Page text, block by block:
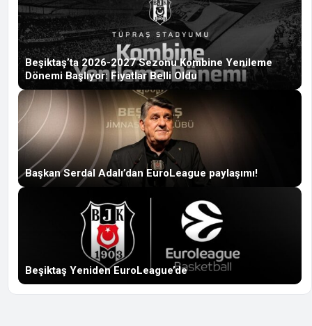
Beşiktaş’ta 2026-2027 Sezonu Kombine Yenileme
Dönemi Başlıyor: Fiyatlar Belli Oldu
Başkan Serdal Adalı’dan EuroLeague paylaşımı!
Beşiktaş Yeniden EuroLeague’de